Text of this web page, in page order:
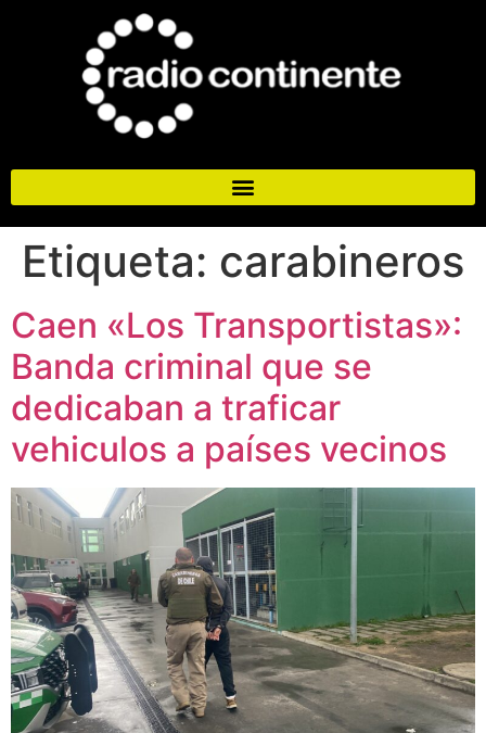
Etiqueta: carabineros
Caen «Los Transportistas»:
Banda criminal que se
dedicaban a traficar
vehiculos a países vecinos